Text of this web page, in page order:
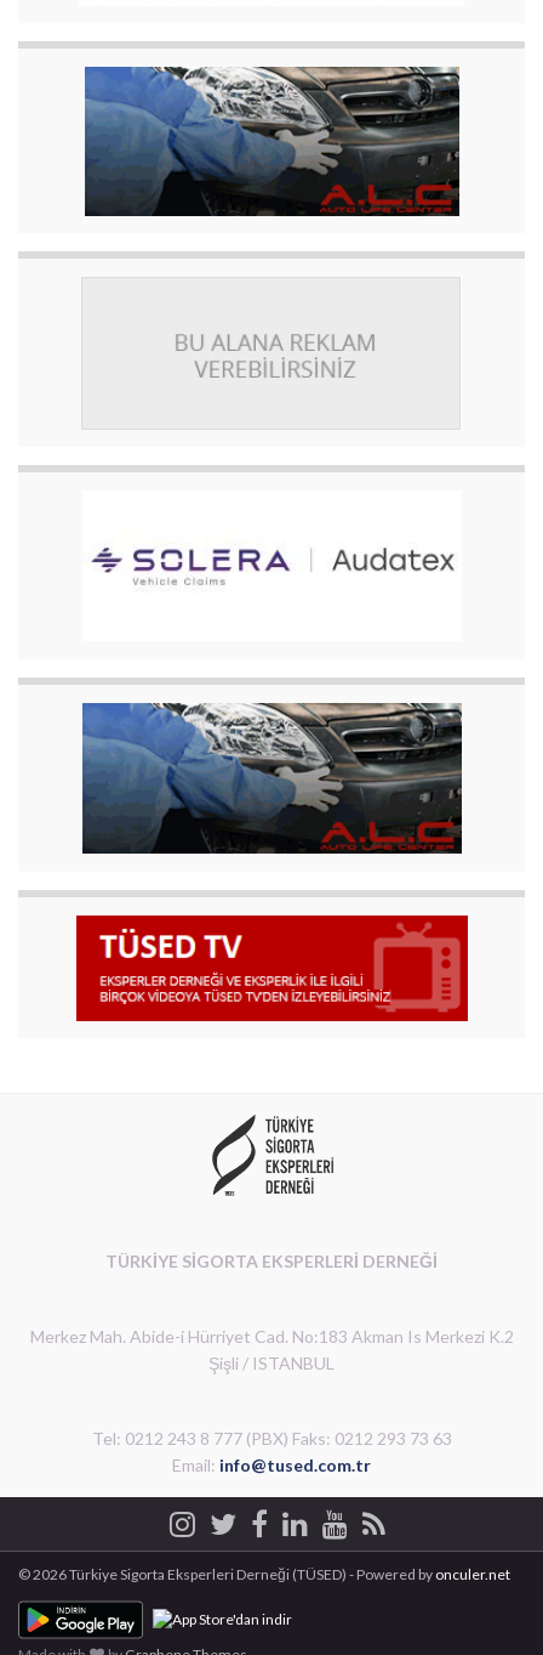
TÜRKİYE SİGORTA EKSPERLERİ DERNEĞİ
Merkez Mah. Abide-i Hürriyet Cad. No:183 Akman Is Merkezi K.2
Şişli / ISTANBUL
Tel: 0212 243 8 777 (PBX) Faks: 0212 293 73 63
Email: info@tused.com.tr
© 2026 Türkiye Sigorta Eksperleri Derneği (TÜSED) - Powered by onculer.net